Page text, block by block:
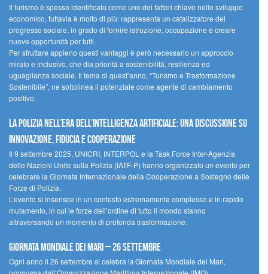
Il turismo è spesso identificato come uno dei fattori chiave nello sviluppo
economico, tuttavia è molto di più: rappresenta un catalizzatore del
progresso sociale, in grado di fornire istruzione, occupazione e creare
nuove opportunità per tutti.
Per sfruttare appieno questi vantaggi è però necessario un approccio
mirato e inclusivo, che dia priorità a sostenibilità, resilienza ed
uguaglianza sociale. Il tema di quest’anno, “Turismo e Trasformazione
Sostenibile”, ne sottolinea il potenziale come agente di cambiamento
positivo.
La polizia nell’era dell’Intelligenza Artificiale: una discussione su
innovazione, fiducia e cooperazione
Il 9 settembre 2025, UNICRI, INTERPOL e la Task Force Inter-Agenzia
delle Nazioni Unite sulla Polizia (IATF-P) hanno organizzato un evento per
celebrare la Giornata Internazionale della Cooperazione a Sostegno delle
Forze di Polizia.
L’evento si inserisce in un contesto estremamente complesso e in rapido
mutamento, in cui le forze dell’ordine di tutto il mondo stanno
attraversando un momento di profonda trasformazione.
Giornata Mondiale dei Mari – 26 settembre
Ogni anno il 26 settembre si celebra la Giornata Mondiale dei Mari,